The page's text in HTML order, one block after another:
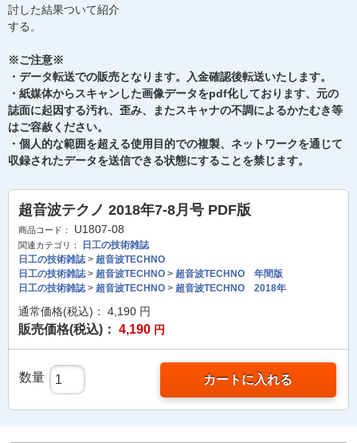
討した結果ついて紹介
する。
※ご注意※
・データ転送での販売となります。入金確認後転送いたします。
・紙媒体からスキャンした画像データをpdf化しております、元の
誌面に起因する汚れ、歪み、またスキャナの不調によるかたむき等
はご容赦ください。
・個人的な範囲を超える使用目的での複製、ネットワークを通じて
収録されたデータを送信できる状態にすることを禁じます。
超音波テクノ 2018年7-8月号 PDF版
商品コード： U1807-08
関連カテゴリ：
日工の技術雑誌
日工の技術雑誌> 超音波TECHNO
日工の技術雑誌> 超音波TECHNO > 超音波TECHNO 年間版
日工の技術雑誌> 超音波TECHNO > 超音波TECHNO 2018年
通常価格(税込)： 4,190 円
販売価格(税込)： 4,190 円
数量 カートに入れる